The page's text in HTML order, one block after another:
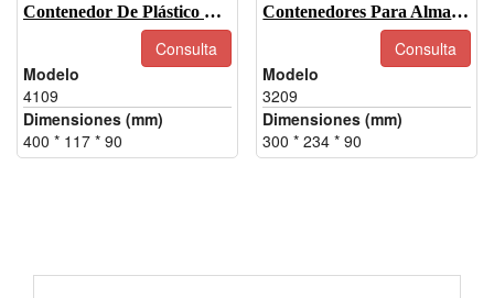
Contenedor De Plástico Para Montaje En Pared-4109
Consulta
Modelo
4109
Dimensiones (mm)
400 * 117 * 90
Contenedores Para Almacenar Piezas De Repuesto - 3209
Consulta
Modelo
3209
Dimensiones (mm)
300 * 234 * 90